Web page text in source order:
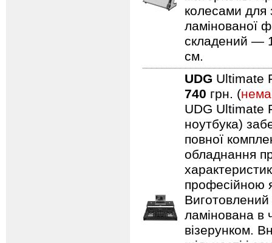
колесами для
ламінованої
складений —
см.
UDG Ultimate
740 грн. (
UDG Ultimate
ноутбука)
повної
обладнання
професійною
ламінована в
візерунком.